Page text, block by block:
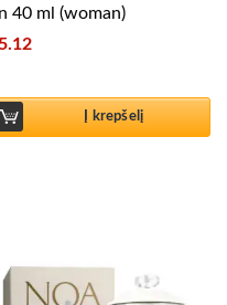
40 ml (woman)
5.12
Į krepšelį